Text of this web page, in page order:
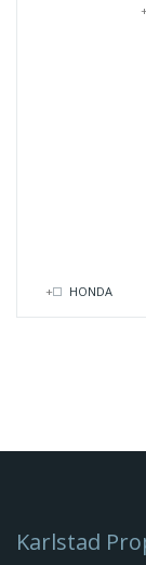
HONDA
Karlstad